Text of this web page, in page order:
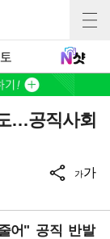
…공직사회
가가
어" 공직 반발